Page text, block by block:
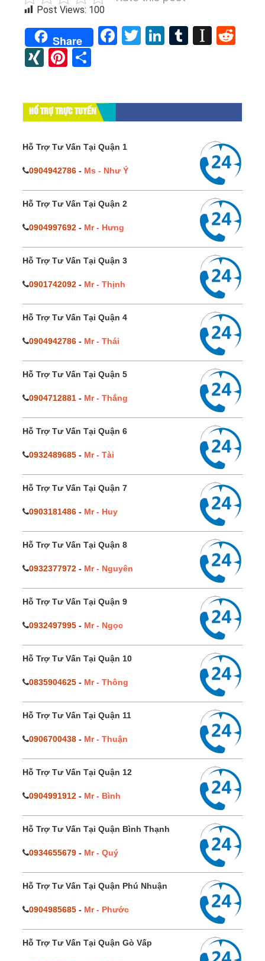
Post Views: 100
Share Facebook
TwitterLinkedIn
Tumblr
XINGPinterest
HỔ TRỢ TRỰC TUYẾN
Hỗ Trợ Tư Vấn Tại Quận 1
0904942786 - Ms - Như Ý
Hỗ Trợ Tư Vấn Tại Quận 2
0904997692 - Mr - Hưng
Hỗ Trợ Tư Vấn Tại Quận 3
0901742092 - Mr - Thịnh
Hỗ Trợ Tư Vấn Tại Quận 4
0904942786 - Mr - Thái
Hỗ Trợ Tư Vấn Tại Quận 5
0904712881 - Mr - Thắng
Hỗ Trợ Tư Vấn Tại Quận 6
0932489685 - Mr - Tài
Hỗ Trợ Tư Vấn Tại Quận 7
0903181486 - Mr - Huy
Hỗ Trợ Tư Vấn Tại Quận 8
0932377972 - Mr - Nguyên
Hỗ Trợ Tư Vấn Tại Quận 9
0932497995 - Mr - Ngọc
Hỗ Trợ Tư Vấn Tại Quận 10
0835904625 - Mr - Thông
Hỗ Trợ Tư Vấn Tại Quận 11
0906700438 - Mr - Thuận
Hỗ Trợ Tư Vấn Tại Quận 12
0904991912 - Mr - Bình
Hỗ Trợ Tư Vấn Tại Quận Bình Thạnh
0934655679 - Mr - Quý
Hỗ Trợ Tư Vấn Tại Quận Phú Nhuận
0904985685 - Mr - Phước
Hỗ Trợ Tư Vấn Tại Quận Gò Vấp